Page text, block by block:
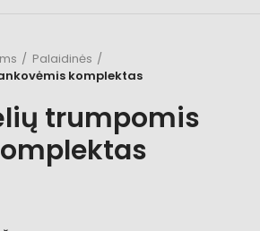
Palaidinės
komplektas
trumpomis